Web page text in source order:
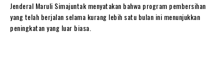
‎Jenderal Maruli Simajuntak menyatakan bahwa program pembersihan
yang telah berjalan selama kurang lebih satu bulan ini menunjukkan
peningkatan yang luar biasa.